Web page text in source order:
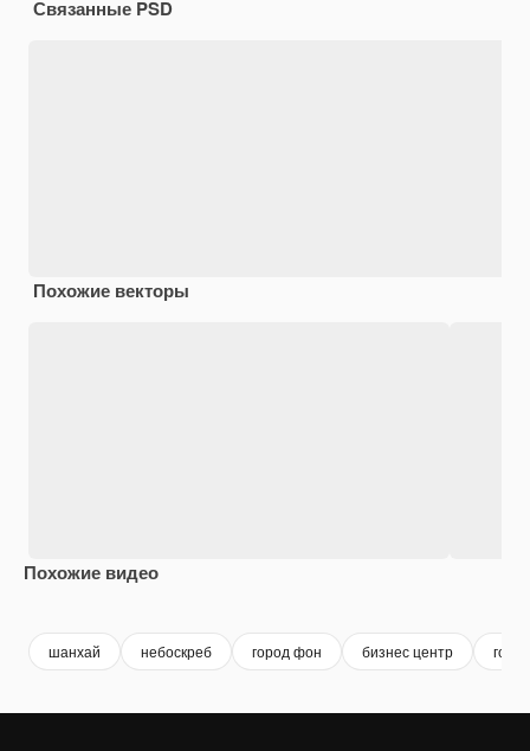
Связанные PSD
Похожие векторы
Похожие видео
шанхай небоскреб город фон бизнес центр